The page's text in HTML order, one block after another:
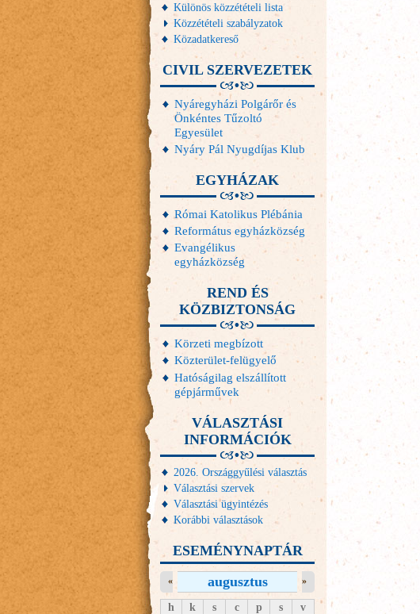
Különös közzétételi lista
Közzétételi szabályzatok
Közadatkereső
CIVIL SZERVEZETEK
Nyáregyházi Polgárőr és
Önkéntes Tűzoltó
Egyesület
Nyáry Pál Nyugdíjas Klub
EGYHÁZAK
Római Katolikus Plébánia
Református egyházközség
Evangélikus
egyházközség
REND ÉS
KÖZBIZTONSÁG
Körzeti megbízott
Közterület-felügyelő
Hatóságilag elszállított
gépjárművek
VÁLASZTÁSI
INFORMÁCIÓK
2026. Országgyűlési választás
Választási szervek
Választási ügyintézés
Korábbi választások
ESEMÉNYNAPTÁR
augusztus
« »
h k s c p s
v